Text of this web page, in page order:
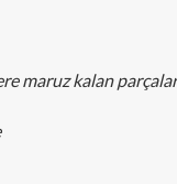
maruz kalan